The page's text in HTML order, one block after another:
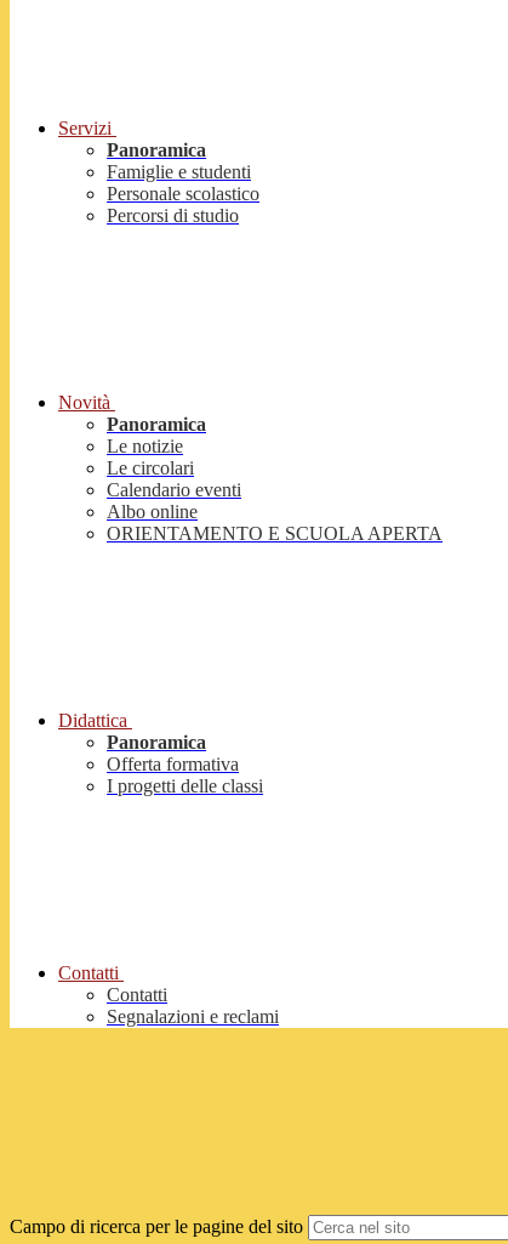
Servizi
Panoramica
Famiglie e studenti
Personale scolastico
Percorsi di studio
Novità
Panoramica
Le notizie
Le circolari
Calendario eventi
Albo online
ORIENTAMENTO E SCUOLA APERTA
Didattica
Panoramica
Offerta formativa
I progetti delle classi
Contatti
Contatti
Segnalazioni e reclami
Campo di ricerca per le pagine del sito